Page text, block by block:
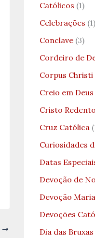
Católicos (1)
Celebrações (1)
Conclave (3)
Cordeiro de
Corpus Christi
Creio em Deus
Cristo
Cruz Católica
Curiosidades
Datas
Devoção de
Devoção
Devoções
Dia das Bruxas